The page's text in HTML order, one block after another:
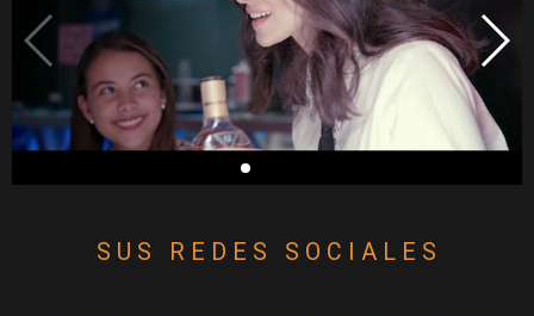
S U S   R E D E S   S O C I A L E S